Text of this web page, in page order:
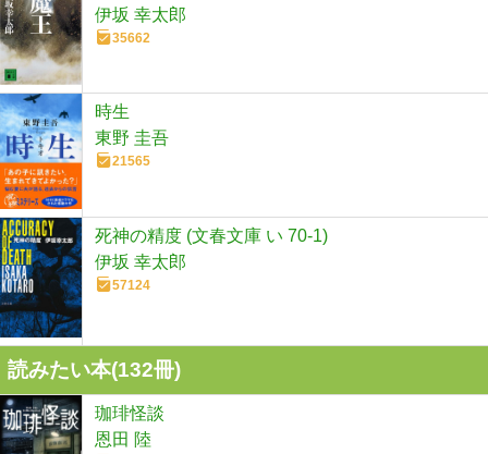
伊坂 幸太郎
35662
時生
東野 圭吾
21565
死神の精度 (文春文庫 い 70-1)
伊坂 幸太郎
57124
読みたい本(132冊)
珈琲怪談
恩田 陸